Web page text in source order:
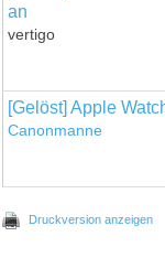
an
vertigo
[Gelöst] Apple
Canonmanne
Druckversion anzeigen